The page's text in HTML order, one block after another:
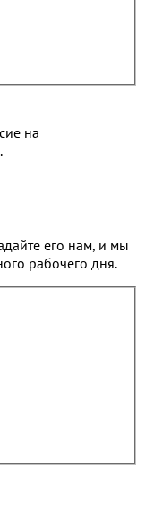
на
его нам, и мы
рабочего дня.